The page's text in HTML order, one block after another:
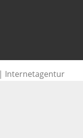
Internetagentur